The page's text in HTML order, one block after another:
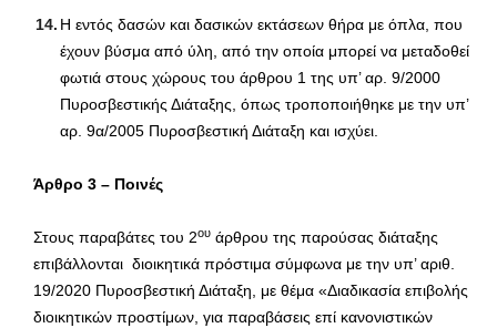
Η εντός δασών και δασικών εκτάσεων θήρα με όπλα, που
έχουν βύσμα από ύλη, από την οποία μπορεί να μεταδοθεί
φωτιά στους χώρους του άρθρου 1 της υπ’ αρ. 9/2000
Πυροσβεστικής Διάταξης, όπως τροποποιήθηκε με την υπ’
αρ. 9α/2005 Πυροσβεστική Διάταξη και ισχύει.
Άρθρο 3 – Ποινές
Στους παραβάτες του 2ου άρθρου της παρούσας διάταξης
επιβάλλονται διοικητικά πρόστιμα σύμφωνα με την υπ’ αριθ.
19/2020 Πυροσβεστική Διάταξη, με θέμα «Διαδικασία επιβολής
διοικητικών προστίμων, για παραβάσεις επί κανονιστικών